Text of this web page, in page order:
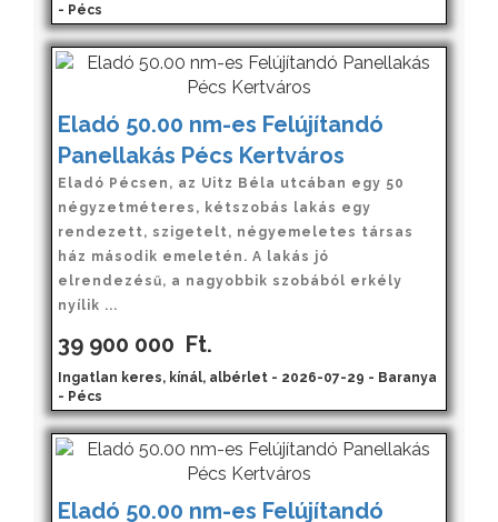
- Pécs
Eladó 50.00 nm-es Felújítandó
Panellakás Pécs Kertváros
Eladó Pécsen, az Uitz Béla utcában egy 50
négyzetméteres, kétszobás lakás egy
rendezett, szigetelt, négyemeletes társas
ház második emeletén. A lakás jó
elrendezésű, a nagyobbik szobából erkély
nyílik ...
39 900 000 Ft.
Ingatlan keres, kínál, albérlet - 2026-07-29 - Baranya
- Pécs
Eladó 50.00 nm-es Felújítandó